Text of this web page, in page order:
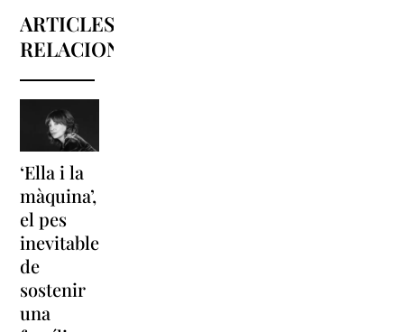
ARTICLES
RELACIONATS
‘Ella i la
màquina’,
el pes
inevitable
de
sostenir
una